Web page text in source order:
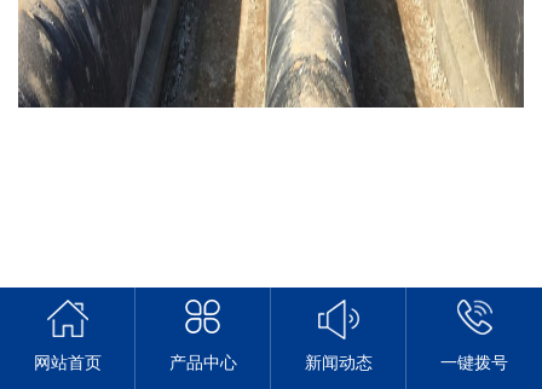
网站首页 产品中心 新闻动态 一键拨号